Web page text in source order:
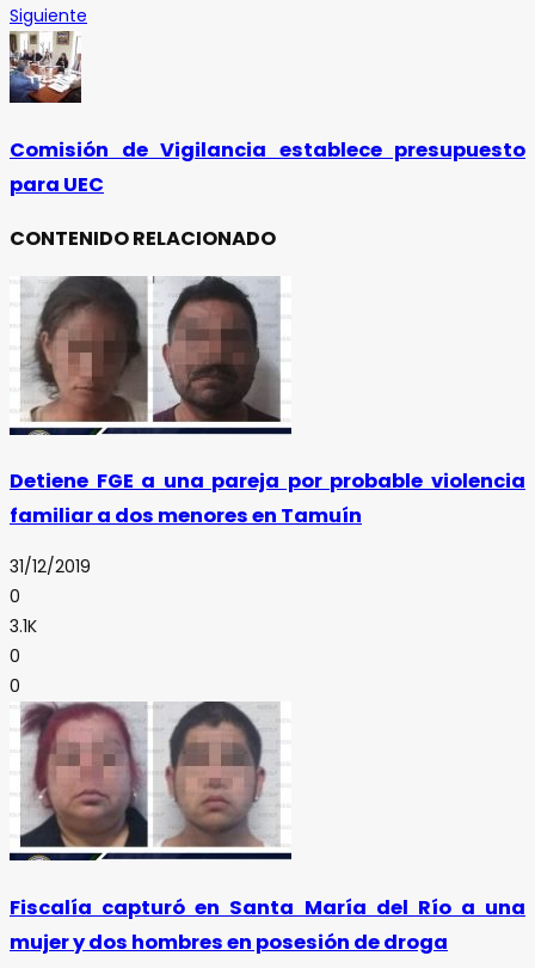
Siguiente
Comisión de Vigilancia establece presupuesto
para UEC
CONTENIDO RELACIONADO
Detiene FGE a una pareja por probable violencia
familiar a dos menores en Tamuín
31/12/2019
0
3.1K
0
0
Fiscalía capturó en Santa María del Río a una
mujer y dos hombres en posesión de droga